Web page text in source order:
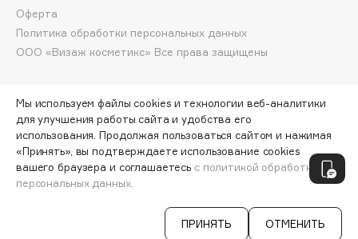
Dorco
DP Daily Perfection
Dr.Ceuracle
Dr.Jart+
DSD de Luxe
Dyson
ПО ЗОЛОТОЙ КАРТЕ:725 ₽
ДОБАВИТЬ В КОРЗИНУ 805 ₽
ООО «Визаж косметикс» Все права защищены
Оферта
Политика обработки персональных данных
Мы используем файлы cookies и технологии веб-аналитики
для улучшения работы сайта и удобства его
использования. Продолжая пользоваться сайтом и нажимая
«Принять», вы подтверждаете использование cookies
вашего браузера и соглашаетесь с политикой обработки
персональных данных.
ПРИНЯТЬ ОТМЕНИТЬ